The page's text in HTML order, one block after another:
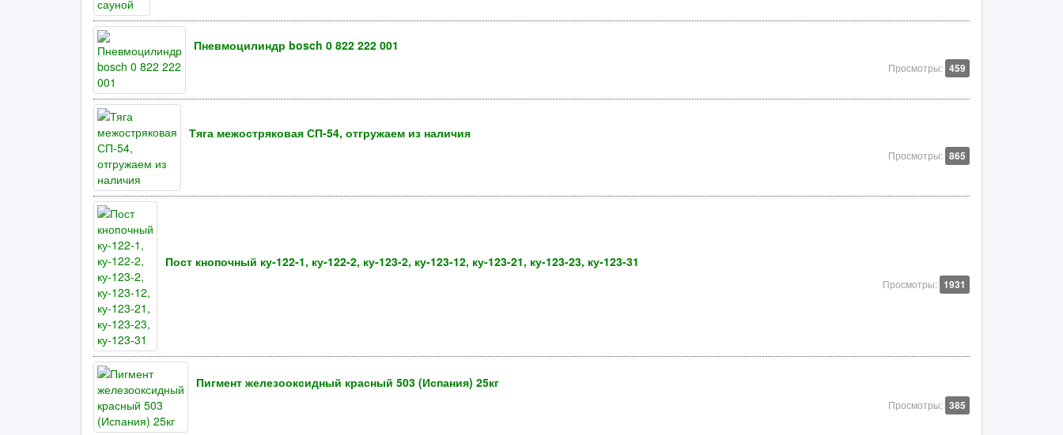
Пневмоцилиндр bosch 0 822 222 001
Просмотры: 459
Тяга межостряковая СП-54, отгружаем из наличия
Просмотры: 865
Пост кнопочный ку-122-1, ку-122-2, ку-123-2, ку-123-12, ку-123-21, ку-123-23, ку-123-31
Просмотры: 1931
Пигмент железооксидный красный 503 (Испания) 25кг
Просмотры: 385